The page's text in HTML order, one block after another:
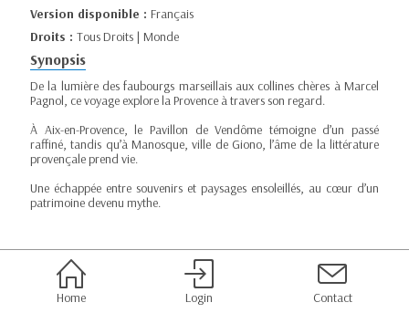
Version disponible : Français
Droits : Tous Droits | Monde
Synopsis
De la lumière des faubourgs marseillais aux collines chères à Marcel
Pagnol, ce voyage explore la Provence à travers son regard.
À Aix-en-Provence, le Pavillon de Vendôme témoigne d’un passé
raffiné, tandis qu’à Manosque, ville de Giono, l’âme de la littérature
provençale prend vie.
Une échappée entre souvenirs et paysages ensoleillés, au cœur d’un
patrimoine devenu mythe.
Home Login Contact